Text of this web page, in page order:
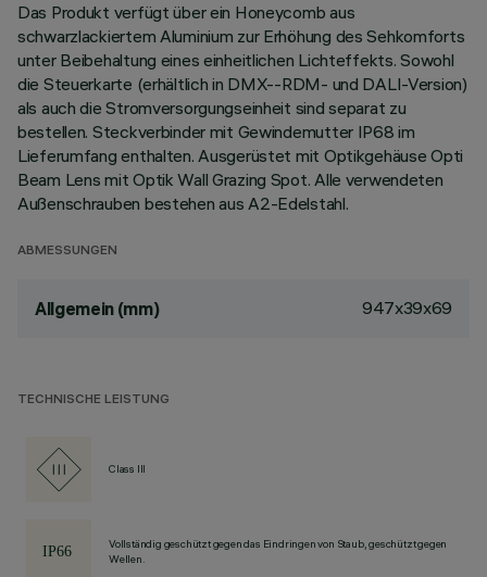
Das Produkt verfügt über ein Honeycomb aus
schwarzlackiertem Aluminium zur Erhöhung des Sehkomforts
unter Beibehaltung eines einheitlichen Lichteffekts. Sowohl
die Steuerkarte (erhältlich in DMX--RDM- und DALI-Version)
als auch die Stromversorgungseinheit sind separat zu
bestellen. Steckverbinder mit Gewindemutter IP68 im
Lieferumfang enthalten. Ausgerüstet mit Optikgehäuse Opti
Beam Lens mit Optik Wall Grazing Spot. Alle verwendeten
Außenschrauben bestehen aus A2-Edelstahl.
ABMESSUNGEN
Allgemein (mm) 947x39x69
TECHNISCHE LEISTUNG
Class III
Vollständig geschützt gegen das Eindringen von Staub, geschützt gegen
Wellen.